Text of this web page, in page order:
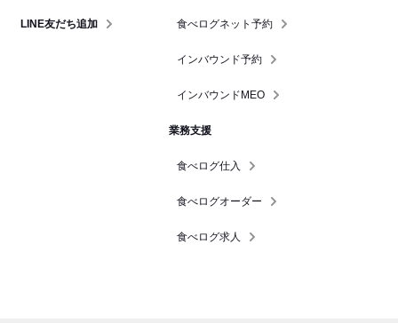
LINE友だち追加 食べログネット予約
インバウンド予約
インバウンドMEO
業務支援
食べログ仕入
食べログオーダー
食べログ求人